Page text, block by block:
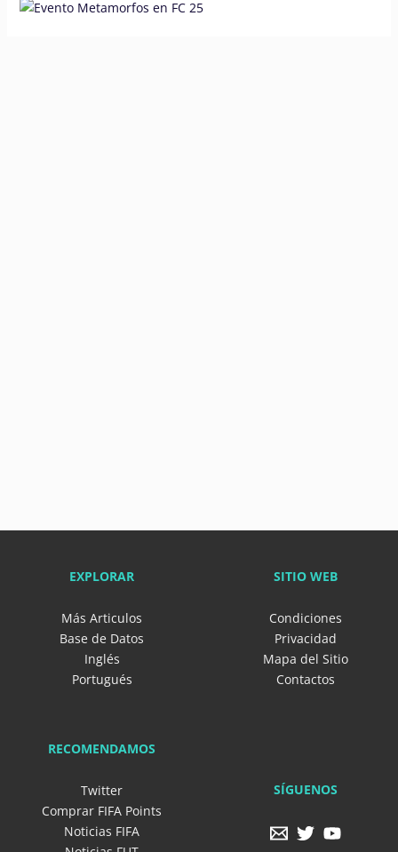
EXPLORAR
Más Articulos
Base de Datos
Inglés
Portugués
SITIO WEB
Condiciones
Privacidad
Mapa del Sitio
Contactos
RECOMENDAMOS
Twitter
Comprar FIFA Points
Noticias FIFA
SÍGUENOS